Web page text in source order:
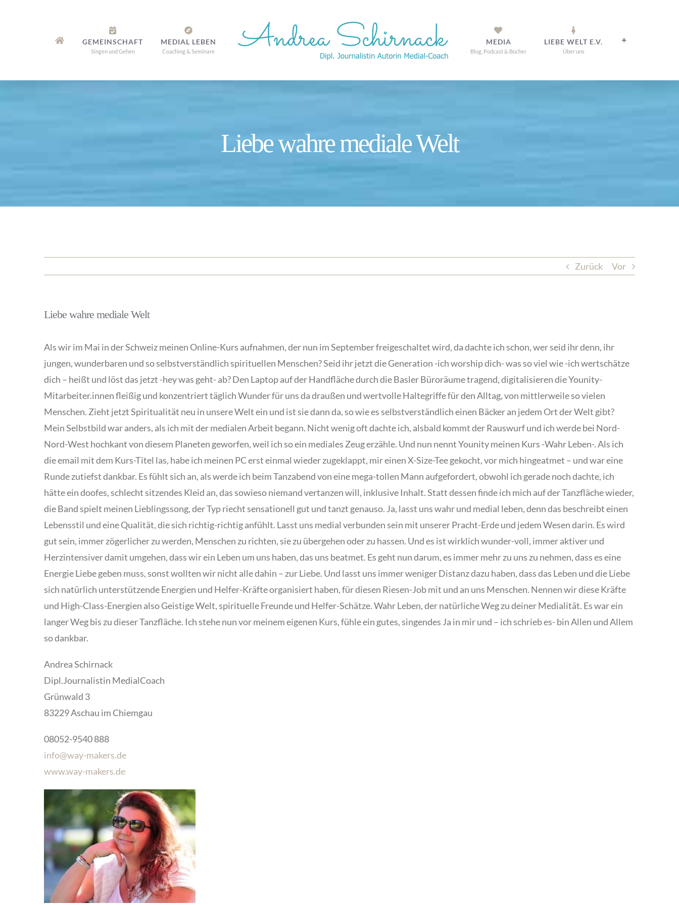
GEMEINSCHAFT
Singen und Gehen
MEDIAL LEBEN
Coaching & Seminare
MEDIA
Blog, Podcast & Bücher
LIEBE WELT E.V.
Über uns
Liebe wahre mediale Welt
Zurück Vor
Liebe wahre mediale Welt
Als wir im Mai in der Schweiz meinen Online-Kurs aufnahmen, der nun im September freigeschaltet wird, da dachte ich schon, wer seid ihr denn, ihr
jungen, wunderbaren und so selbstverständlich spirituellen Menschen? Seid ihr jetzt die Generation -ich worship dich- was so viel wie -ich wertschätze
dich – heißt und löst das jetzt -hey was geht- ab? Den Laptop auf der Handfläche durch die Basler Büroräume tragend, digitalisieren die Younity-
Mitarbeiter.innen fleißig und konzentriert täglich Wunder für uns da draußen und wertvolle Haltegriffe für den Alltag, von mittlerweile so vielen
Menschen. Zieht jetzt Spiritualität neu in unsere Welt ein und ist sie dann da, so wie es selbstverständlich einen Bäcker an jedem Ort der Welt gibt?
Mein Selbstbild war anders, als ich mit der medialen Arbeit begann. Nicht wenig oft dachte ich, alsbald kommt der Rauswurf und ich werde bei Nord-
Nord-West hochkant von diesem Planeten geworfen, weil ich so ein mediales Zeug erzähle. Und nun nennt Younity meinen Kurs -Wahr Leben-. Als ich
die email mit dem Kurs-Titel las, habe ich meinen PC erst einmal wieder zugeklappt, mir einen X-Size-Tee gekocht, vor mich hingeatmet – und war eine
Runde zutiefst dankbar. Es fühlt sich an, als werde ich beim Tanzabend von eine mega-tollen Mann aufgefordert, obwohl ich gerade noch dachte, ich
hätte ein doofes, schlecht sitzendes Kleid an, das sowieso niemand vertanzen will, inklusive Inhalt. Statt dessen finde ich mich auf der Tanzfläche wieder,
die Band spielt meinen Lieblingssong, der Typ riecht sensationell gut und tanzt genauso. Ja, lasst uns wahr und medial leben, denn das beschreibt einen
Lebensstil und eine Qualität, die sich richtig-richtig anfühlt. Lasst uns medial verbunden sein mit unserer Pracht-Erde und jedem Wesen darin. Es wird
gut sein, immer zögerlicher zu werden, Menschen zu richten, sie zu übergehen oder zu hassen. Und es ist wirklich wunder-voll, immer aktiver und
Herzintensiver damit umgehen, dass wir ein Leben um uns haben, das uns beatmet. Es geht nun darum, es immer mehr zu uns zu nehmen, dass es eine
Energie Liebe geben muss, sonst wollten wir nicht alle dahin – zur Liebe. Und lasst uns immer weniger Distanz dazu haben, dass das Leben und die Liebe
sich natürlich unterstützende Energien und Helfer-Kräfte organisiert haben, für diesen Riesen-Job mit und an uns Menschen. Nennen wir diese Kräfte
und High-Class-Energien also Geistige Welt, spirituelle Freunde und Helfer-Schätze. Wahr Leben, der natürliche Weg zu deiner Medialität. Es war ein
langer Weg bis zu dieser Tanzfläche. Ich stehe nun vor meinem eigenen Kurs, fühle ein gutes, singendes Ja in mir und – ich schrieb es- bin Allen und Allem
so dankbar.
Andrea Schirnack
Dipl.Journalistin MedialCoach
Grünwald 3
83229 Aschau im Chiemgau
08052-9540 888
info@way-makers.de
www.way-makers.de